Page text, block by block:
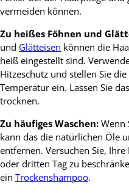
vermeiden können.
Zu heißes Föhnen und
und Glätteisen können die
heiß eingestellt sind.
Hitzeschutz und stellen Sie
Temperatur ein. Lassen Sie
trocknen.
Zu häufiges Waschen: Wenn
kann das die natürlichen Öle
entfernen. Versuchen Sie,
oder dritten Tag zu
ein Trockenshampoo.